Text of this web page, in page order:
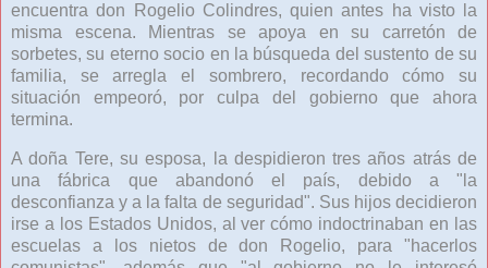
encuentra don Rogelio Colindres, quien antes ha visto la
misma escena. Mientras se apoya en su carretón de
sorbetes, su eterno socio en la búsqueda del sustento de su
familia, se arregla el sombrero, recordando cómo su
situación empeoró, por culpa del gobierno que ahora
termina.
A doña Tere, su esposa, la despidieron tres años atrás de
una fábrica que abandonó el país, debido a "la
desconfianza y a la falta de seguridad". Sus hijos decidieron
irse a los Estados Unidos, al ver cómo indoctrinaban en las
escuelas a los nietos de don Rogelio, para "hacerlos